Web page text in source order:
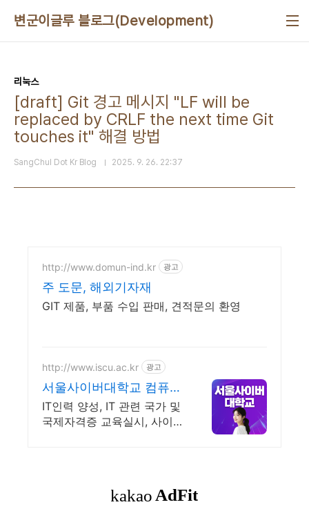
변군이글루 블로그(Development)
리눅스
[draft] Git 경고 메시지 "LF will be
replaced by CRLF the next time Git
touches it" 해결 방법
SangChul Dot Kr Blog 2025. 9. 26. 22:37
http://www.domun-ind.kr 광고
주 도문, 해외기자재
GIT 제품, 부품 수입 판매, 견적문의 환영
http://www.iscu.ac.kr 광고
서울사이버대학교 컴퓨터
공학과 2026 가을학기 신
편입생
IT인력 양성, IT 관련 국가 및
국제자격증 교육실시, 사이버